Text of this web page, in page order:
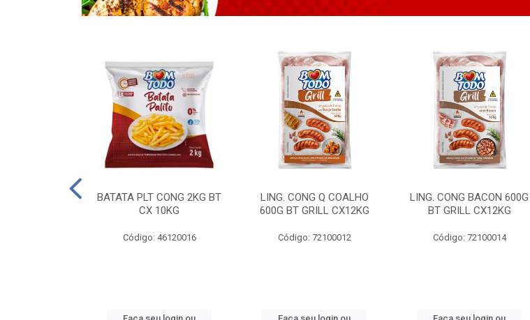
BATATA PLT CONG 2KG BT
CX 10KG
Código: 46120016
LING. CONG Q COALHO
600G BT GRILL CX12KG
Código: 72100012
LING. CONG BACON 600G
BT GRILL CX12KG
Código: 72100014